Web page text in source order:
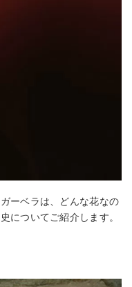
ーベラは、どんな花なの
についてご紹介します。